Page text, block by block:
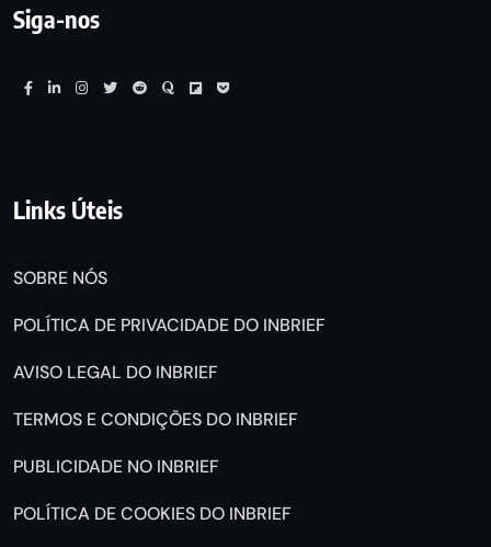
Siga-nos
Links Úteis
SOBRE NÓS
POLÍTICA DE PRIVACIDADE DO INBRIEF
AVISO LEGAL DO INBRIEF
TERMOS E CONDIÇÕES DO INBRIEF
PUBLICIDADE NO INBRIEF
POLÍTICA DE COOKIES DO INBRIEF